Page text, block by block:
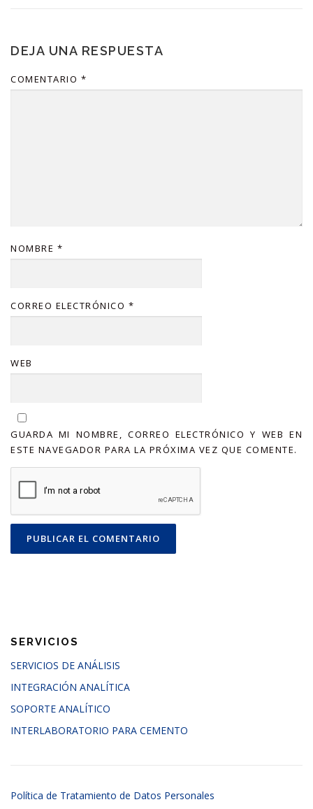
DEJA UNA RESPUESTA
COMENTARIO *
NOMBRE *
CORREO ELECTRÓNICO *
WEB
GUARDA MI NOMBRE, CORREO ELECTRÓNICO Y WEB EN
ESTE NAVEGADOR PARA LA PRÓXIMA VEZ QUE COMENTE.
SERVICIOS
SERVICIOS DE ANÁLISIS
INTEGRACIÓN ANALÍTICA
SOPORTE ANALÍTICO
INTERLABORATORIO PARA CEMENTO
Política de Tratamiento de Datos Personales